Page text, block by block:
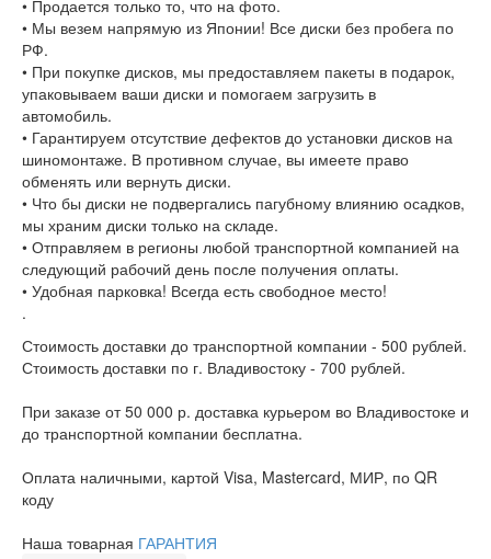
• Продается только то, что на фото.
• Мы везем напрямую из Японии! Все диски без пробега по
РФ.
• При покупке дисков, мы предоставляем пакеты в подарок,
упаковываем ваши диски и помогаем загрузить в
автомобиль.
• Гарантируем отсутствие дефектов до установки дисков на
шиномонтаже. В противном случае, вы имеете право
обменять или вернуть диски.
• Что бы диски не подвергались пагубному влиянию осадков,
мы храним диски только на складе.
• Отправляем в регионы любой транспортной компанией на
следующий рабочий день после получения оплаты.
• Удобная парковка! Всегда есть свободное место!
.
Стоимость доставки до транспортной компании - 500 рублей.
Стоимость доставки по г. Владивостоку - 700 рублей.
При заказе от 50 000 р. доставка курьером во Владивостоке и
до транспортной компании бесплатна.
Оплата наличными, картой Visa, Mastercard, МИР, по QR
коду
Наша товарная ГАРАНТИЯ